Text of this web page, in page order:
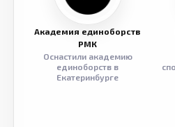
Академия единоборств
РМК
Оснастили академию
единоборств в
Екатеринбурге